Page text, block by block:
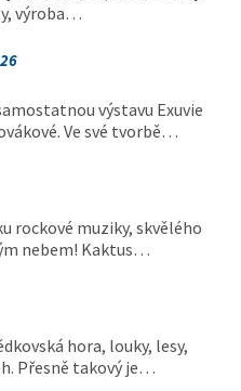
výroba…
výstavu Exuvie
Ve své tvorbě…
rockové muziky, skvělého
nebem! Kaktus…
hora, louky, lesy,
Přesně takový je…